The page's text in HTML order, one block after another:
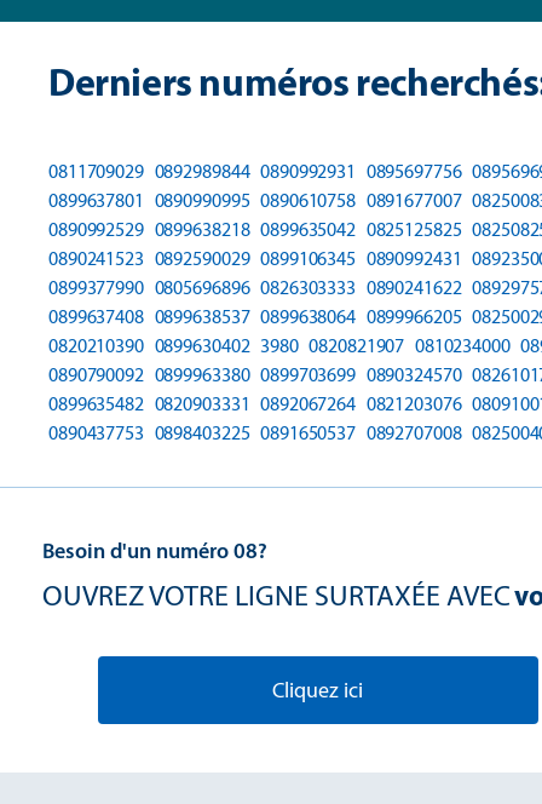
Derniers numéros
0811709029 0892989844 0890992931 0895697756
0899637801 0890990995 0890610758 0891677007
0890992529 0899638218 0899635042 0825125825
0890241523 0892590029 0899106345 0890992431
0899377990 0805696896 0826303333 0890241622
0899637408 0899638537 0899638064 0899966205
0820210390 0899630402 3980 0820821907 0810234000
0890790092 0899963380 0899703699 0890324570
0899635482 0820903331 0892067264 0821203076
0890437753 0898403225 0891650537 0892707008
Besoin d'un numéro 08?
OUVREZ VOTRE LIGNE SURTAXÉE AVEC
Cliquez ici